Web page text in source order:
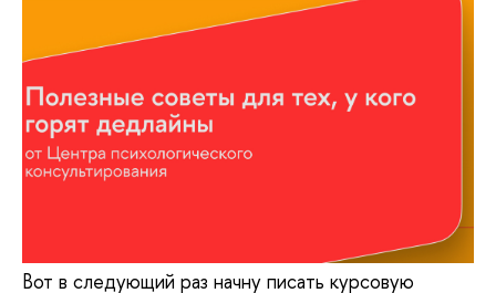
Вот в следующий раз начну писать курсовую